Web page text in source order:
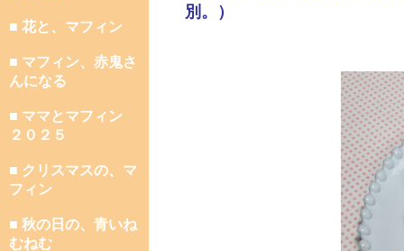
■ 花と、マフィン
■ マフィン、赤鬼さ
んになる
■ ママとマフィン
２０２５
■ クリスマスの、マ
フィン
■ 秋の日の、青いね
むねむ
別。）